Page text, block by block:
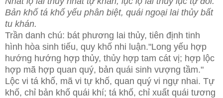
Bản khố tá khố yếu phân biệt, quái ngoại lai thủy bất
tu khán.
Trần danh chú: bát phương lai thủy, tiên định tinh
hình hòa sinh tiếu, quy khố nhi luận."Long yếu hợp
hướng hướng hợp thủy, thủy hợp tam cát vị; hợp lộc
hợp mã hợp quan quý, bản quái sinh vượng tầm."
Lộc vi tá khố, mã vi tự khố, quan quý vi ngự nhai. Tự
khố, chỉ bản khố quái khí; tá khố, chỉ xuất quái tương